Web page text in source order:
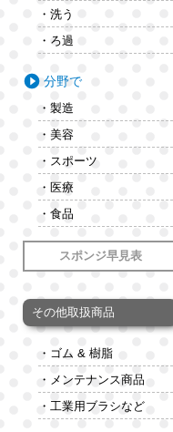
・洗う
・ろ過
分野で
・製造
・美容
・スポーツ
・医療
・食品
スポンジ早見表
その他取扱商品
・ゴム & 樹脂
・メンテナンス商品
・工業用ブラシなど